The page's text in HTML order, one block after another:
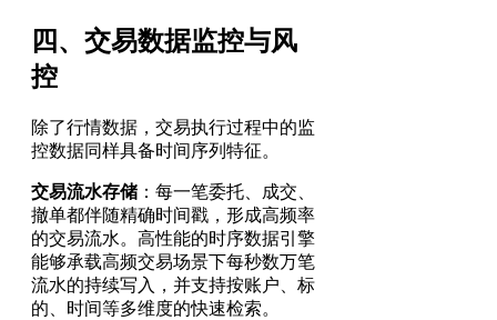
四、交易数据监控与风
控
除了行情数据，交易执行过程中的监
控数据同样具备时间序列特征。
交易流水存储 ：每一笔委托、成交、
撤单都伴随精确时间戳，形成高频率
的交易流水。高性能的时序数据引擎
能够承载高频交易场景下每秒数万笔
流水的持续写入，并支持按账户、标
的、时间等多维度的快速检索。